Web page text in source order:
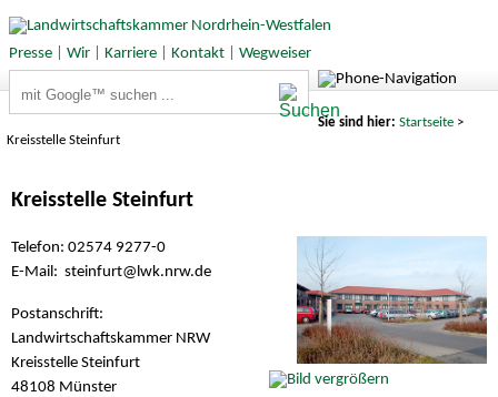
Presse| Wir| Karriere| Kontakt| Wegweiser
Sie sind hier: Startseite>
Kreisstelle Steinfurt
Kreisstelle Steinfurt
Telefon: 02574 9277-0
E-Mail: steinfurt@lwk.nrw.de
Postanschrift:
Landwirtschaftskammer NRW
Kreisstelle Steinfurt
48108 Münster